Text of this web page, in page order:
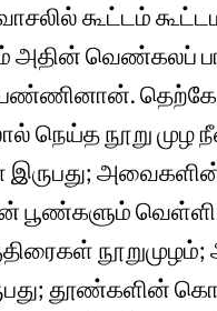
வாசலில் கூட்டம்
அதின் வெண்கலப்
தெற்கே
நெய்த நூறு
பூண்களும்
தூண்களின்